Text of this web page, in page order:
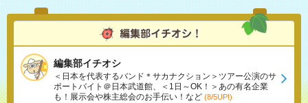
編集部イチオシ
＜日本を代表するバンド＊サカナクション＞ツアー公演のサ
ポートバイト＠日本武道館、＜1日～OK！＞あの有名企業
も！展示会や株主総会のお手伝い！など (8/5UP!)